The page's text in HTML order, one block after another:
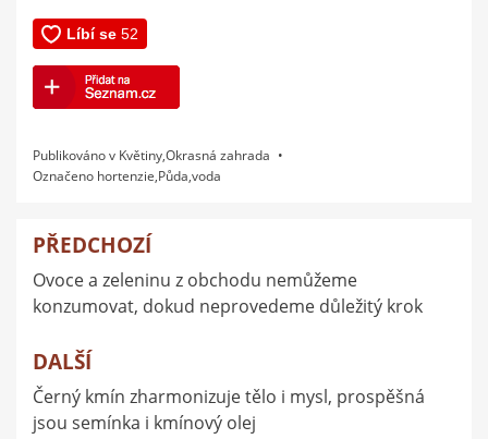
Publikováno v Květiny,Okrasná zahrada
Označeno hortenzie,Půda,voda
Navigace
pro
příspěvek
PŘEDCHOZÍ
Ovoce a zeleninu z obchodu nemůžeme
konzumovat, dokud neprovedeme důležitý krok
DALŠÍ
Černý kmín zharmonizuje tělo i mysl, prospěšná
jsou semínka i kmínový olej